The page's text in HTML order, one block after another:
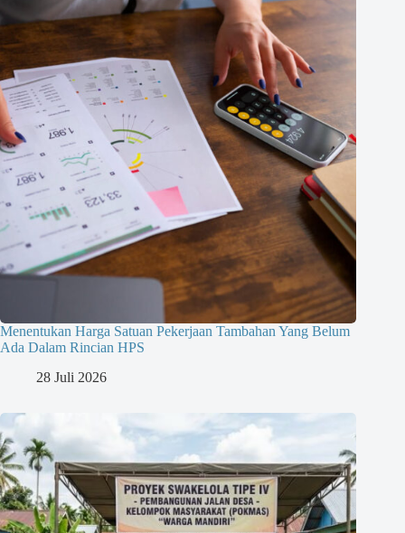
Menentukan Harga Satuan Pekerjaan Tambahan Yang Belum
Ada Dalam Rincian HPS
28 Juli 2026